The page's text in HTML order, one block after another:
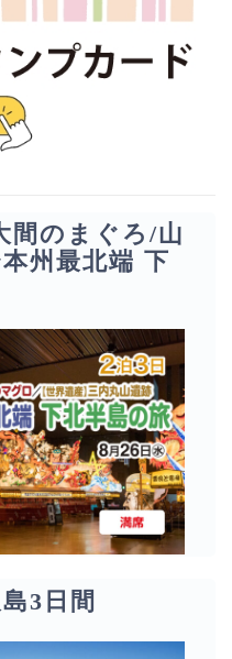
間のまぐろ/山
州最北端 下
3日間